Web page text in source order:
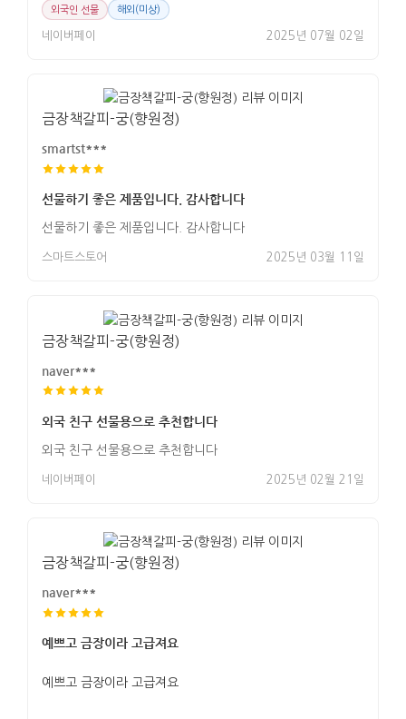
외국인 선물 해외(미상)
네이버페이 2025년 07월 02일
금장책갈피-궁(향원정)
smartst***
선물하기 좋은 제품입니다. 감사합니다
선물하기 좋은 제품입니다. 감사합니다
스마트스토어 2025년 03월 11일
금장책갈피-궁(향원정)
naver***
외국 친구 선물용으로 추천합니다
외국 친구 선물용으로 추천합니다
네이버페이 2025년 02월 21일
금장책갈피-궁(향원정)
naver***
예쁘고 금장이라 고급져요
예쁘고 금장이라 고급져요